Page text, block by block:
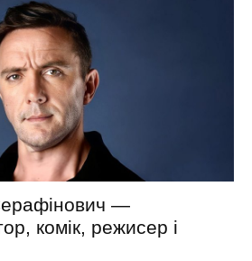
—
комік, режисер і